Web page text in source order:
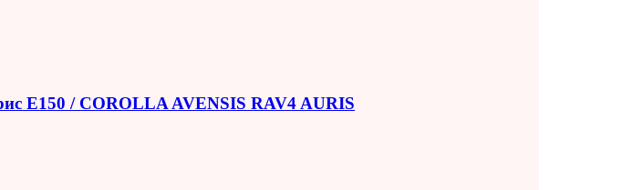
E150 / COROLLA AVENSIS RAV4 AURIS